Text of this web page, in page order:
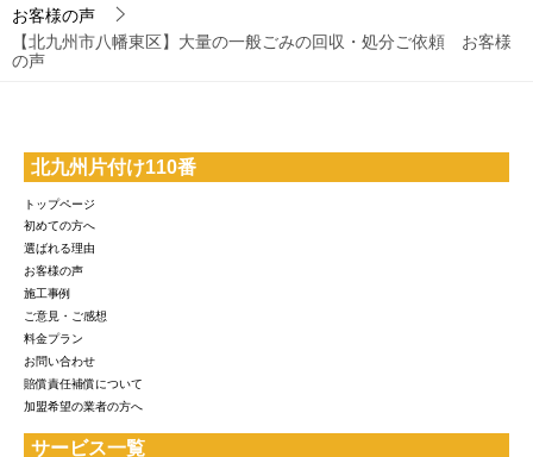
お客様の声
【北九州市八幡東区】大量の一般ごみの回収・処分ご依頼 お客様
の声
北九州片付け110番
トップページ
初めての方へ
選ばれる理由
お客様の声
施工事例
ご意見・ご感想
料金プラン
お問い合わせ
賠償責任補償について
加盟希望の業者の方へ
サービス一覧